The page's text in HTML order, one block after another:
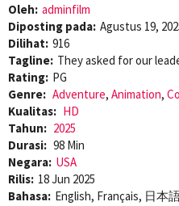
Oleh: adminfilm
Diposting pada: Agustus 19,
Dilihat: 916
Tagline: They asked for our
Rating: PG
Genre: Adventure, Animation,
Kualitas: HD
Tahun: 2025
Durasi: 98 Min
Negara: USA
Rilis: 18 Jun 2025
Bahasa: English, Français, 日本